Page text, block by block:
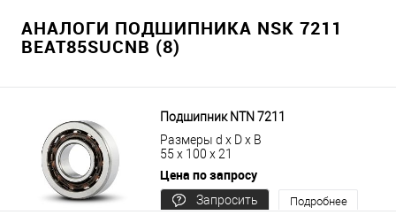
АНАЛОГИ ПОДШИПНИКА NSK 7211
BEAT85SUCNB (8)
Подшипник NTN 7211
Размеры d x D x B
55 x 100 x 21
Цена по запросу
Запросить
Подробнее